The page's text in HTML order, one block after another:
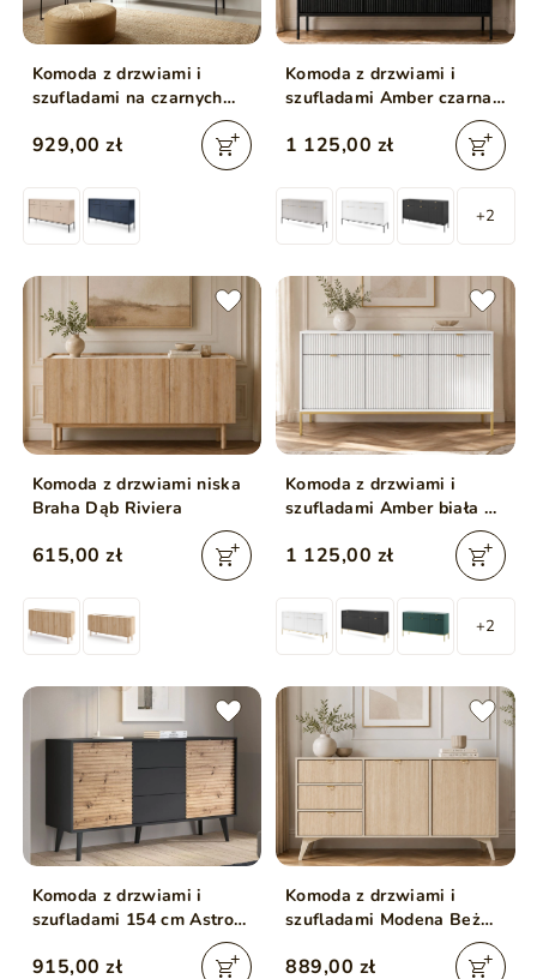
Komoda z drzwiami i
szufladami na czarnych
nóżkach 154 cm Amor
Granatowa
929,00 zł
Komoda z drzwiami i
szufladami Amber czarna
1 125,00 zł
+2
Komoda z drzwiami niska
Braha Dąb Riviera
615,00 zł
Komoda z drzwiami i
szufladami Amber biała na
1 125,00 zł
+2
Komoda z drzwiami i
szufladami 154 cm Astro
915,00 zł
Komoda z drzwiami i
szufladami Modena Beż
889,00 zł